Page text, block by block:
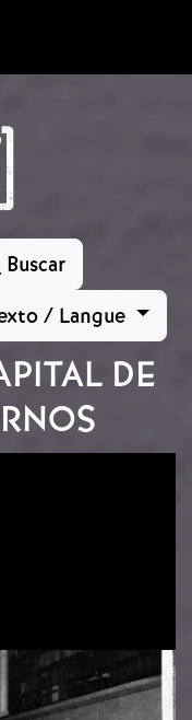
Buscar
/ Langue
DE